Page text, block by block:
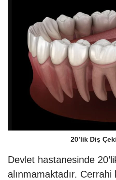
20’lik Diş
Devlet hastanesinde
alınmamaktadır.